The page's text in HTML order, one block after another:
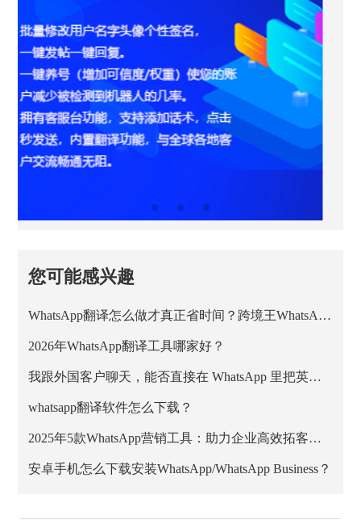
您可能感兴趣
WhatsApp翻译怎么做才真正省时间？跨境王WhatsApp客服系统的正确用法
2026年WhatsApp翻译工具哪家好？
我跟外国客户聊天，能否直接在 WhatsApp 里把英文消息翻成中文？
whatsapp翻译软件怎么下载？
2025年5款WhatsApp营销工具：助力企业高效拓客与私域增长
安卓手机怎么下载安装WhatsApp/WhatsApp Business？